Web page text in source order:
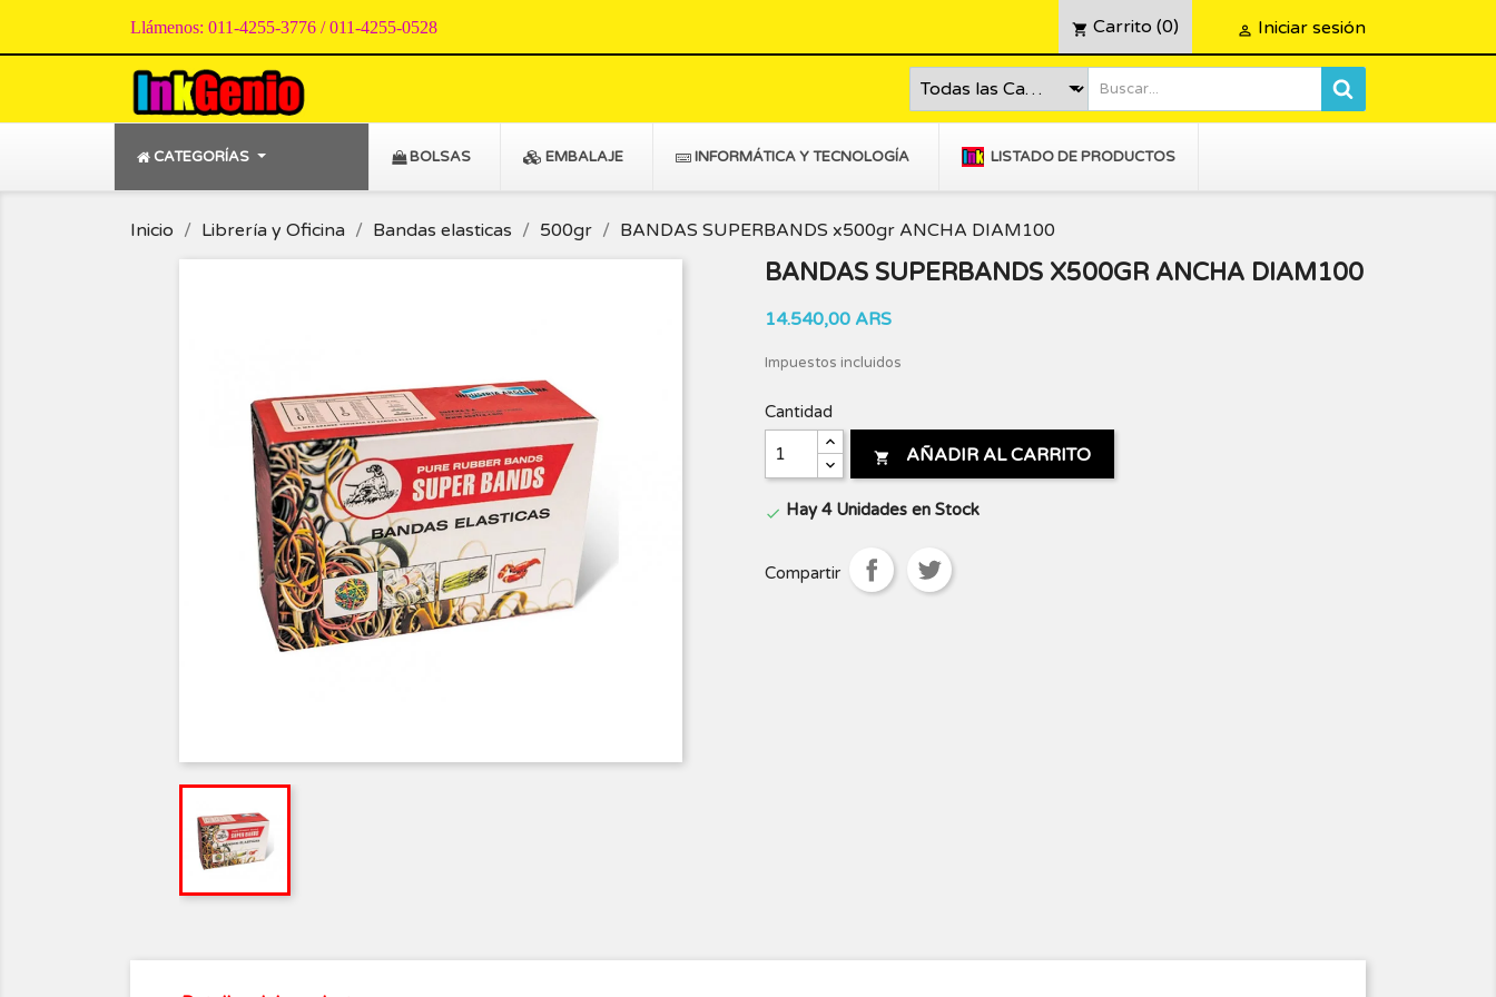
Llámenos: 011-4255-3776 / 011-4255-0528 shopping_cart Carrito (0)  Iniciar sesión
CATEGORÍAS BOLSAS EMBALAJE INFORMÁTICA Y TECNOLOGÍA LISTADO DE PRODUCTOS
Inicio Librería y Oficina Bandas elasticas 500gr BANDAS SUPERBANDS x500gr ANCHA DIAM100
BANDAS SUPERBANDS X500GR ANCHA DIAM100
14.540,00 ARS
Impuestos incluidos
Cantidad
 AÑADIR AL CARRITO
 Hay 4 Unidades en Stock
Compartir